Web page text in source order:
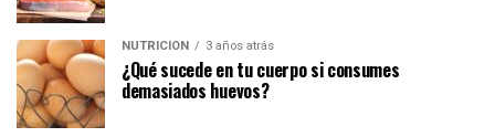
NUTRICIÓN 3 años atrás
¿Qué sucede en tu cuerpo si consumes
demasiados huevos?